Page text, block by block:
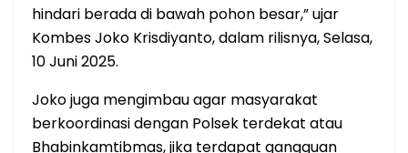
hindari berada di bawah pohon besar,” ujar
Kombes Joko Krisdiyanto, dalam rilisnya, Selasa,
10 Juni 2025.
Joko juga mengimbau agar masyarakat
berkoordinasi dengan Polsek terdekat atau
Bhabinkamtibmas, jika terdapat gangguan